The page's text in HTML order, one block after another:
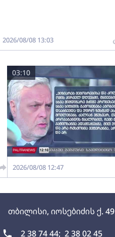
თბილისი, იოსებიძის ქ. 49
2 38 74 44; 2 38 02 45
2026/08/08 13:03
03:10
2026/08/08 12:47